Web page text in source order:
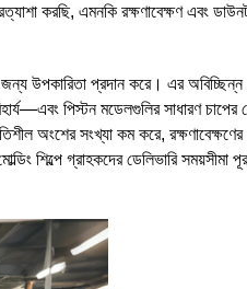
করছি, এমনকি রক্ষণাবেক্ষণ এবং
উপকারিতা প্রদান করে। এর
পিস্টন মডেলগুলির সাধারণ চাপের
অংশের সংখ্যা কম করে, রক্ষণাবেক্ষণের
শিল্পে গ্রাহকদের ডেলিভারি সময়সীমা